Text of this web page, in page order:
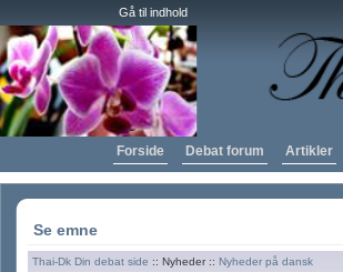
Gå til indhold
Forside Debat forum Artikler
Se emne
Thai-Dk Din debat side :: Nyheder :: Nyheder på dansk